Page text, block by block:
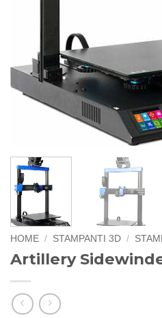
HOME / STAMPANTI 3D /
Artillery